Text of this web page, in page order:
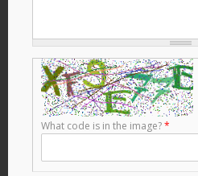
What code is in the image?*